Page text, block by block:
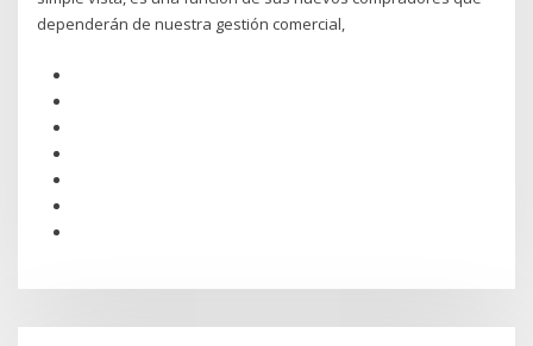
dependerán de nuestra gestión comercial,